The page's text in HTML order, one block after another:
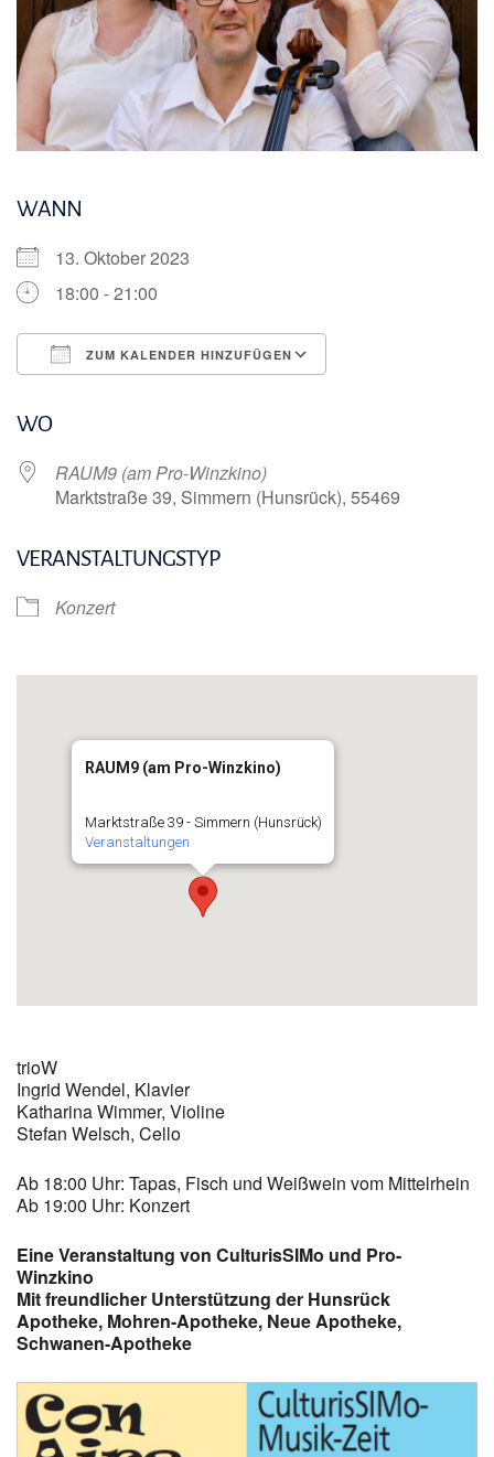
WANN
13. Oktober 2023
18:00 - 21:00
ZUM KALENDER HINZUFÜGEN
WO
RAUM9 (am Pro-Winzkino)
Marktstraße 39, Simmern (Hunsrück), 55469
VERANSTALTUNGSTYP
Konzert
RAUM9 (am Pro-Winzkino)
Marktstraße 39 - Simmern (Hunsrück)
Veranstaltungen
trioW
Ingrid Wendel, Klavier
Katharina Wimmer, Violine
Stefan Welsch, Cello
Ab 18:00 Uhr: Tapas, Fisch und Weißwein vom Mittelrhein
Ab 19:00 Uhr: Konzert
Eine Veranstaltung von CulturisSIMo und Pro-
Winzkino
Mit freundlicher Unterstützung der Hunsrück
Apotheke, Mohren-Apotheke, Neue Apotheke,
Schwanen-Apotheke